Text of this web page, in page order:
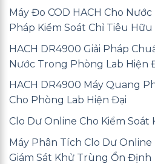
Máy Đo COD HACH Cho Nước
Pháp Kiểm Soát Chỉ Tiêu
HACH DR4900 Giải Pháp
Nước Trong Phòng Lab Hiện
HACH DR4900 Máy Quang
Cho Phòng Lab Hiện Đại
Clo Dư Online Cho Kiểm
Máy Phân Tích Clo Dư Online
Giám Sát Khử Trùng Ổn Định